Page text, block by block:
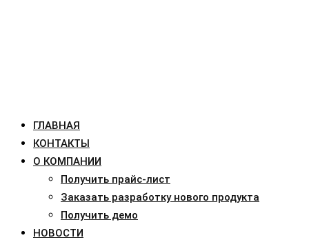
ГЛАВНАЯ
КОНТАКТЫ
О КОМПАНИИ
Получить прайс-лист
Заказать разработку нового продукта
Получить демо
НОВОСТИ